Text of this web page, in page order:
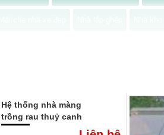
Hệ thống nhà màng
trồng rau thuỷ canh